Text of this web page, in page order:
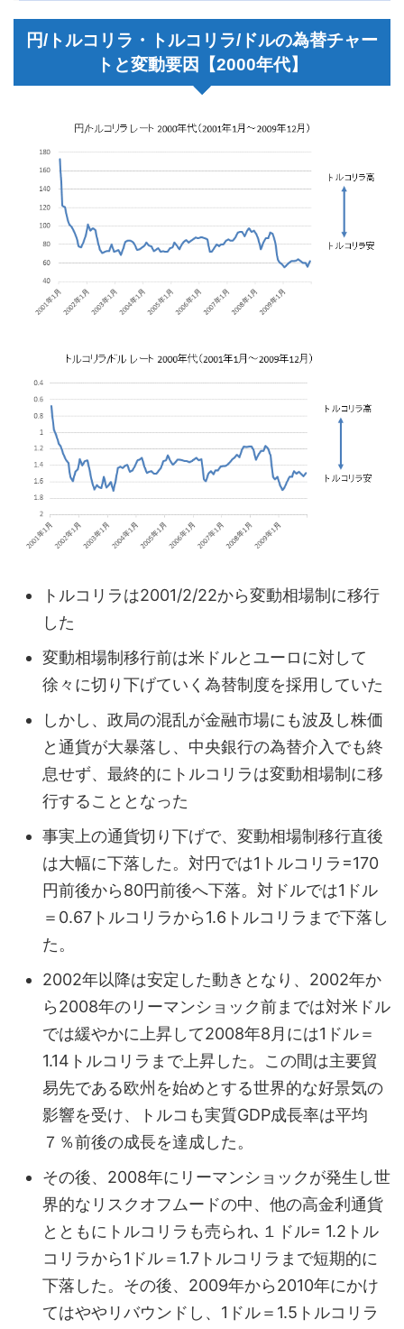
円/トルコリラ・トルコリラ/ドルの為替チャー
トと変動要因【2000年代】
トルコリラは2001/2/22から変動相場制に移行
した
変動相場制移行前は米ドルとユーロに対して
徐々に切り下げていく為替制度を採用していた
しかし、政局の混乱が金融市場にも波及し株価
と通貨が大暴落し、中央銀行の為替介入でも終
息せず、最終的にトルコリラは変動相場制に移
行することとなった
事実上の通貨切り下げで、変動相場制移行直後
は大幅に下落した。対円では1トルコリラ=170
円前後から80円前後へ下落。対ドルでは1ドル
＝0.67トルコリラから1.6トルコリラまで下落し
た。
2002年以降は安定した動きとなり、2002年か
ら2008年のリーマンショック前までは対米ドル
では緩やかに上昇して2008年8月には1ドル＝
1.14トルコリラまで上昇した。この間は主要貿
易先である欧州を始めとする世界的な好景気の
影響を受け、トルコも実質GDP成長率は平均
７％前後の成長を達成した。
その後、2008年にリーマンショックが発生し世
界的なリスクオフムードの中、他の高金利通貨
とともにトルコリラも売られ､１ドル= 1.2トル
コリラから1ドル＝1.7トルコリラまで短期的に
下落した。その後、2009年から2010年にかけ
てはややリバウンドし、1ドル＝1.5トルコリラ